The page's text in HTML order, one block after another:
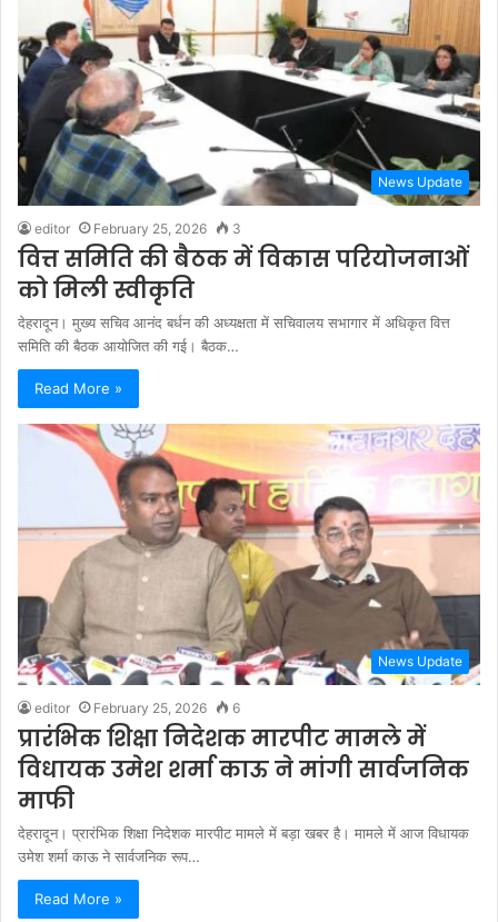
News Update
editor February 25, 2026 3
वित्त समिति की बैठक में विकास परियोजनाओं
को मिली स्वीकृति
देहरादून। मुख्य सचिव आनंद बर्धन की अध्यक्षता में सचिवालय सभागार में अधिकृत वित्त
समिति की बैठक आयोजित की गई। बैठक…
Read More »
News Update
editor February 25, 2026 6
प्रारंभिक शिक्षा निदेशक मारपीट मामले में
विधायक उमेश शर्मा काऊ ने मांगी सार्वजनिक
माफी
देहरादून। प्रारंभिक शिक्षा निदेशक मारपीट मामले में बड़ा खबर है। मामले में आज विधायक
उमेश शर्मा काऊ ने सार्वजनिक रूप…
Read More »